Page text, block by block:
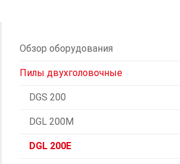
Обзор оборудования
Пилы двухголовочные
DGS 200
DGL 200M
DGL 200E